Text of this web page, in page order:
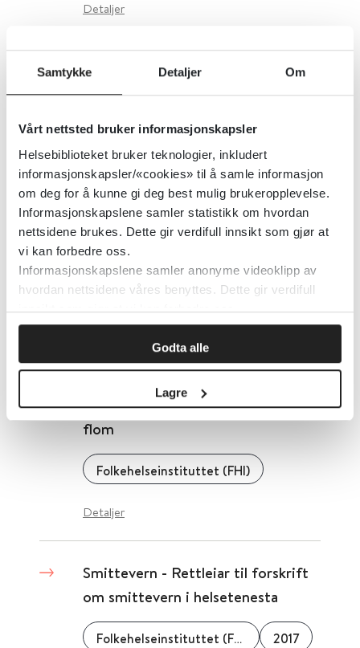
Samtykke Detaljer Om
Vårt nettsted bruker informasjonskapsler
Helsebiblioteket bruker teknologier, inkludert
informasjonskapsler/«cookies» til å samle informasjon
om deg for å kunne gi deg best mulig brukeropplevelse.
Informasjonskapslene samler statistikk om hvordan
nettsidene brukes. Dette gir verdifull innsikt som gjør at
vi kan forbedre oss.
Informasjonskapslene samler anonyme videoklipp av
hvordan nettsidene våres benyttes. Dette gir verdifull
innsikt som gjør at vi kan forbedre oss.
Godta alle
Lagre
Detaljer
Smitte fra mat, vann og dyr
(temaside)
Folkehelseinstituttet (FHI)
Detaljer
Smittevern i barnehage og skole
(temaside)
Smittevern ved opprydding etter
flom
Folkehelseinstituttet (FHI)
Detaljer
Smittevern - Rettleiar til forskrift
om smittevern i helsetenesta
Folkehelseinstituttet (FHI) 2017